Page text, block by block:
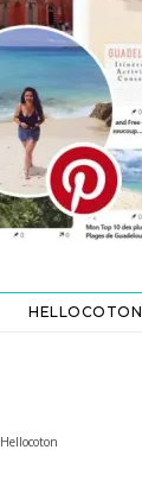
HELLOCOTON
Hellocoton